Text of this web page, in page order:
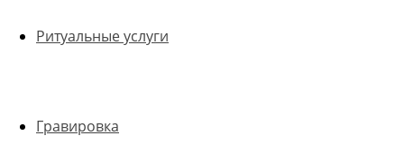
Ритуальные услуги
Гравировка